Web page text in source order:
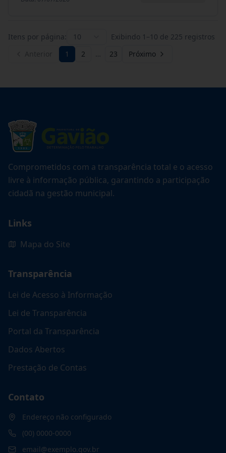
Itens por página: 10 Exibindo 1 –10 de 225 registros
1 2 … 23 Próximo
Comprometidos com a transparência total e o acesso
livre à informação pública, garantindo a participação
cidadã na gestão municipal.
Links
Mapa do Site
Transparência
Lei de Acesso à Informação
Lei de Transparência
Portal da Transparência
Dados Abertos
Prestação de Contas
Contato
Endereço não configurado
(00) 0000-0000
email@exemplo.gov.br